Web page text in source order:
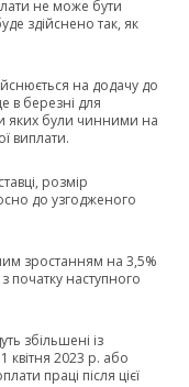
не може бути
здійснено так, як
на додачу до
в березні для
яких були чинними на
виплати.
розмір
до узгодженого
зростанням на 3,5%
початку наступного
збільшені із
квітня 2023 р. або
праці після цієї